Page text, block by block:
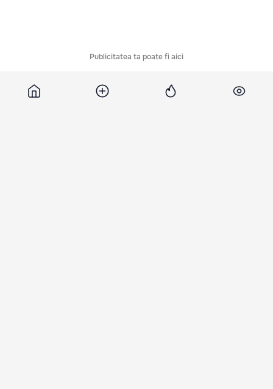
Publicitatea ta poate fi aici